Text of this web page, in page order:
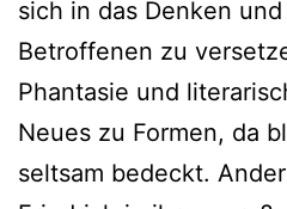
sich in das Denken
Betroffenen zu
Phantasie und
Neues zu Formen, da
seltsam bedeckt.